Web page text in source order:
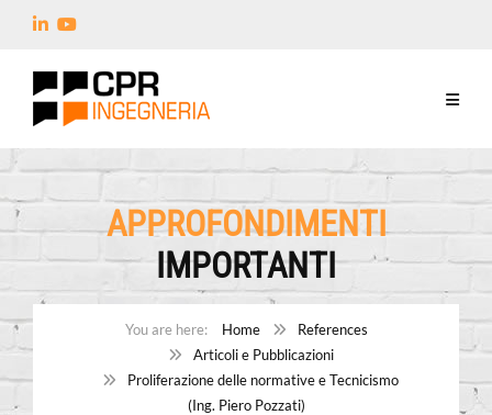
APPROFONDIMENTI
IMPORTANTI
Home
References
Articoli e Pubblicazioni
Proliferazione delle normative e Tecnicismo
(Ing. Piero Pozzati)